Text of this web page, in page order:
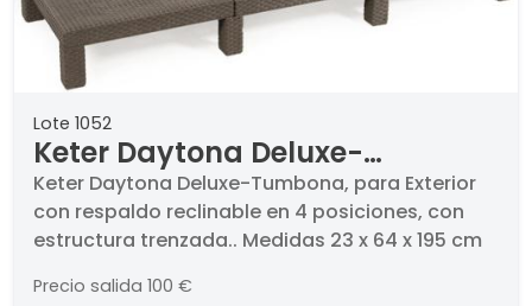
Lote 1052
Keter Daytona Deluxe-
Tumbona, para Exterior con
respaldo reclinable en 4
posiciones, con estructura
trenzada.
Keter Daytona Deluxe-Tumbona, para Exterior
con respaldo reclinable en 4 posiciones, con
estructura trenzada.. Medidas 23 x 64 x 195 cm
Precio salida 100 €